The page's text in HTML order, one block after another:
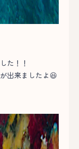
た！！
出来ましたよ😆